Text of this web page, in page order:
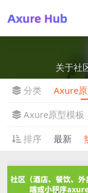
关于社
分类
Axure
Axure原型模板
排序
最新